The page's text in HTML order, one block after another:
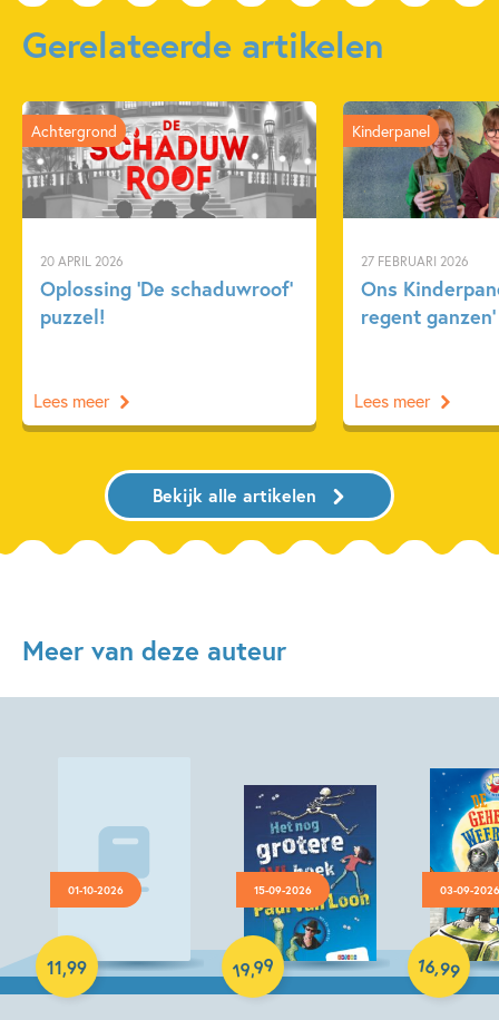
Gerelateerde artikelen
20 APRIL 2026
Oplossing ‘De schaduwroof’
puzzel!
Achtergrond
Lees meer
27 FEBRUARI 2026
Ons
regent ganzen’
Kinderpanel
Lees meer
Bekijk alle artikelen
Meer van deze auteur
01-10-2026
11,99
Luisterboek
15-09-2026
19,99
Hardcover
03-09-2026
16,99
Hardcover